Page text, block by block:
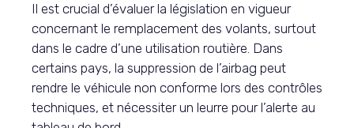
Il est crucial d’évaluer la législation en vigueur
concernant le remplacement des volants, surtout
dans le cadre d’une utilisation routière. Dans
certains pays, la suppression de l’airbag peut
rendre le véhicule non conforme lors des contrôles
techniques, et nécessiter un leurre pour l’alerte au